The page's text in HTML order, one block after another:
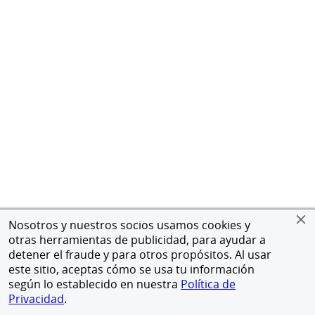
Nosotros y nuestros socios usamos cookies y
otras herramientas de publicidad, para ayudar a
detener el fraude y para otros propósitos. Al usar
este sitio, aceptas cómo se usa tu información
según lo establecido en nuestra Política de
Privacidad.